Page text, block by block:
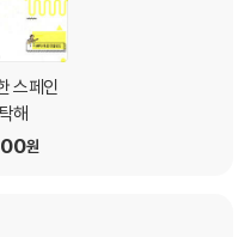
늘 날씨 어때요?
스페인
해
원